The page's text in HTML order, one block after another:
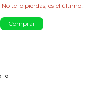
¡No te lo pierdas, es el último!
Comprar